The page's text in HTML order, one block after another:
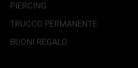
PIERCING
TRUCCO PERMANENTE
BUONI REGALO